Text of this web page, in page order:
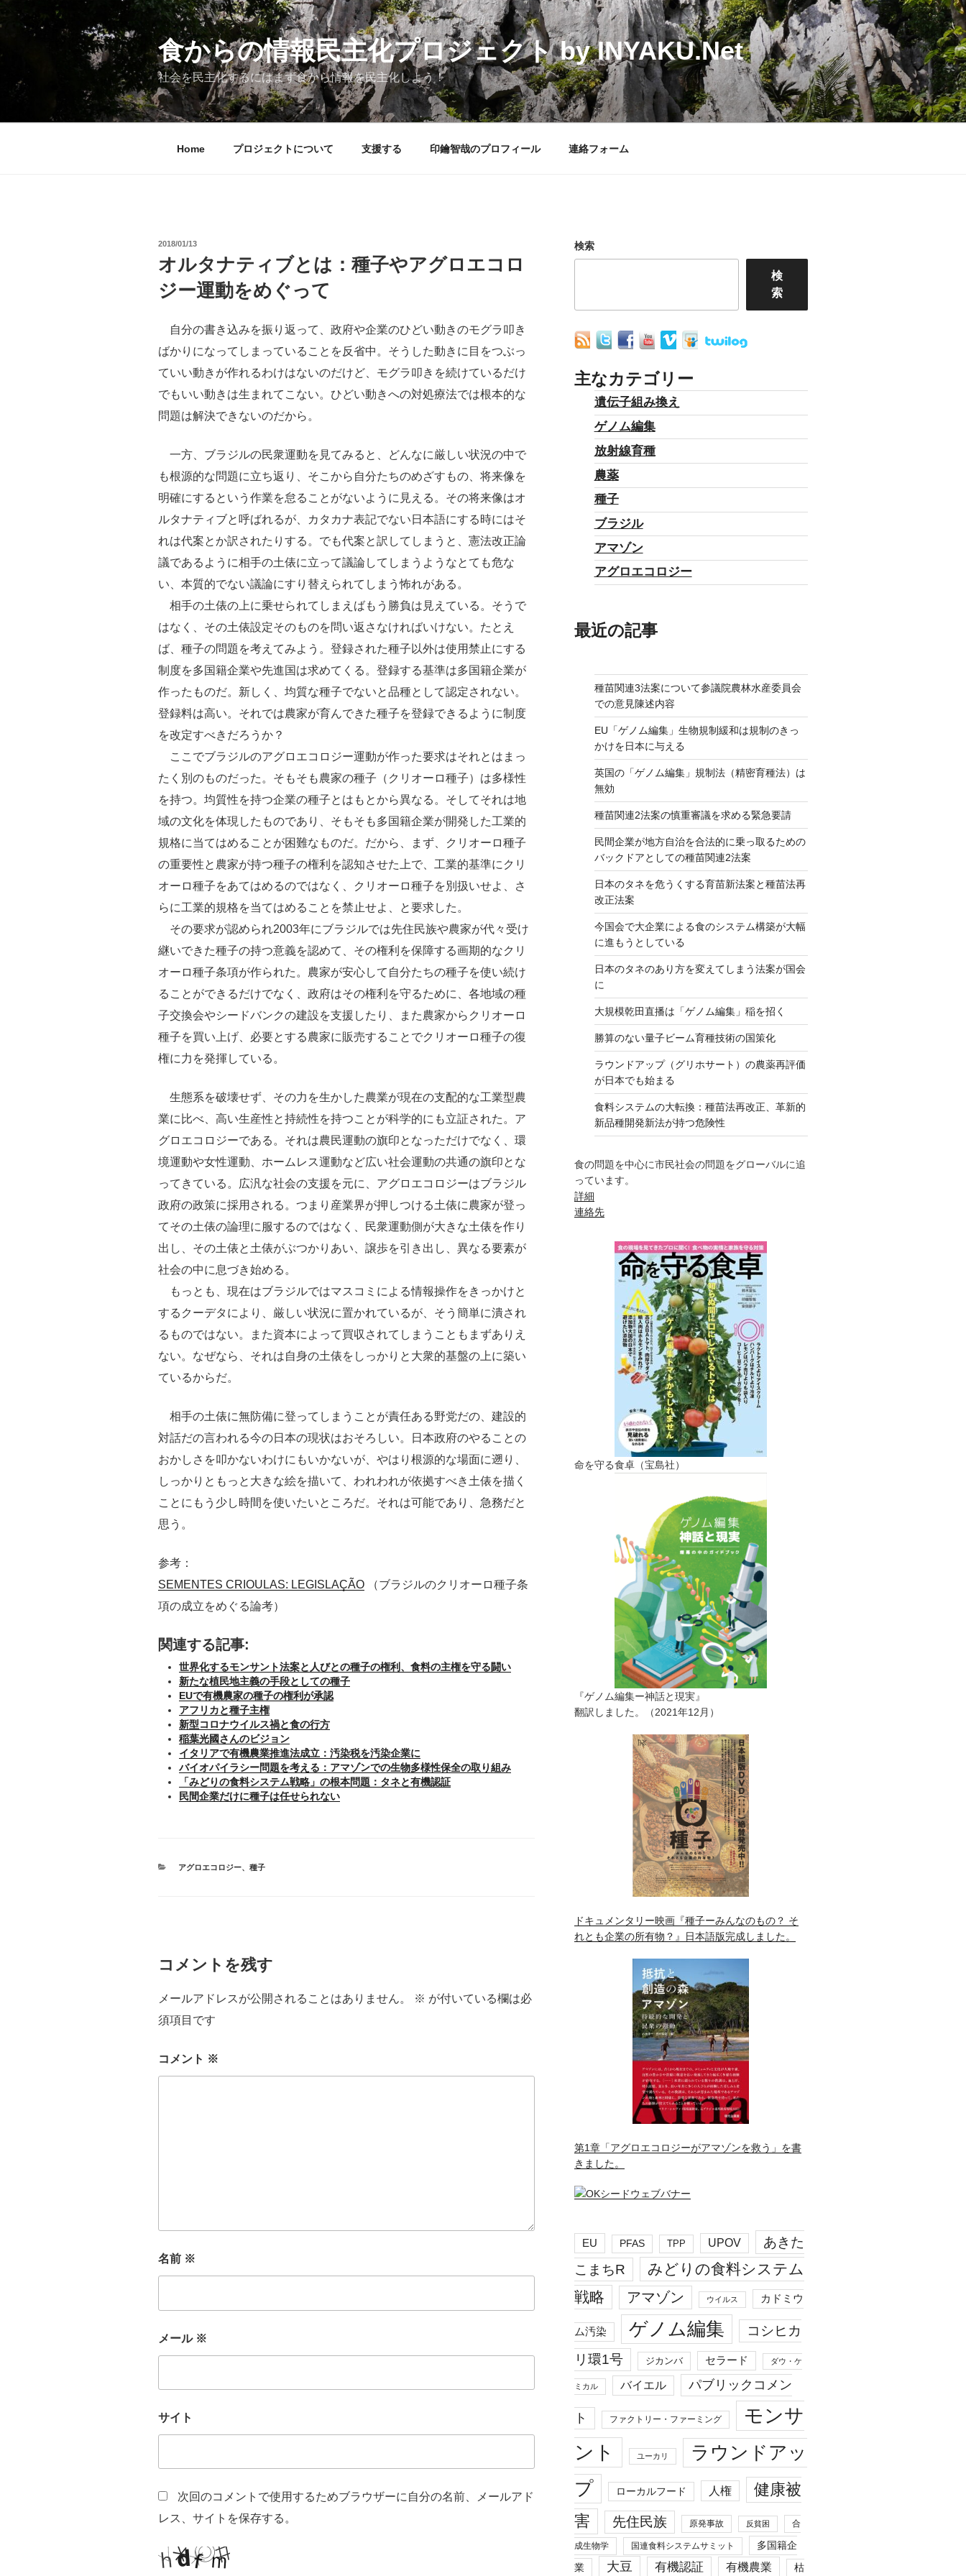
ン
ン
食からの情報民主化プロジェクト by INYAKU.Net
社会を民主化するにはまず食から情報を民主化しよう！
Home プロジェクトについて 支援する 印鑰智哉のプロフィール 連絡フォーム
投
日:
2018/01/13
オルタナティブとは：種子やアグロエコロ
ジー運動をめぐって
自分の書き込みを振り返って、政府や企業のひどい動きのモグラ叩き
ばかりになってしまっていることを反省中。そうした動きに目をつぶっ
ていい動きが作れるわけはないのだけど、モグラ叩きを続けているだけ
でもいい動きは生まれてこない。ひどい動きへの対処療法では根本的な
問題は解決できないのだから。
一方、ブラジルの民衆運動を見てみると、どんなに厳しい状況の中で
も根源的な問題に立ち返り、そこから自分たちのめざすもの、将来像を
明確にするという作業を怠ることがないように見える。その将来像はオ
ルタナティブと呼ばれるが、カタカナ表記でない日本語にする時にはそ
れは代案とか訳されたりする。でも代案と訳してしまうと、憲法改正論
議であるように相手の土俵に立って議論してしまうようなとても危な
い、本質的でない議論にすり替えられてしまう怖れがある。
相手の土俵の上に乗せられてしまえばもう勝負は見えている。そうで
はなく、その土俵設定そのものを問い返さなければいけない。たとえ
ば、種子の問題を考えてみよう。登録された種子以外は使用禁止にする
制度を多国籍企業や先進国は求めてくる。登録する基準は多国籍企業が
作ったものだ。新しく、均質な種子でないと品種として認定されない。
登録料は高い。それでは農家が育んできた種子を登録できるように制度
を改定すべきだろうか？
ここでブラジルのアグロエコロジー運動が作った要求はそれとはまっ
たく別のものだった。そもそも農家の種子（クリオーロ種子）は多様性
を持つ。均質性を持つ企業の種子とはもとから異なる。そしてそれは地
域の文化を体現したものであり、そもそも多国籍企業が開発した工業的
規格に当てはめることが困難なものだ。だから、まず、クリオーロ種子
の重要性と農家が持つ種子の権利を認知させた上で、工業的基準にクリ
オーロ種子をあてはめるのではなく、クリオーロ種子を別扱いせよ、さ
らに工業的規格を当てはめることを禁止せよ、と要求した。
その要求が認められ2003年にブラジルでは先住民族や農家が代々受け
継いできた種子の持つ意義を認めて、その権利を保障する画期的なクリ
オーロ種子条項が作られた。農家が安心して自分たちの種子を使い続け
ることができるだけでなく、政府はその権利を守るために、各地域の種
子交換会やシードバンクの建設を支援したり、また農家からクリオーロ
種子を買い上げ、必要とする農家に販売することでクリオーロ種子の復
権に力を発揮している。
生態系を破壊せず、その力を生かした農業が現在の支配的な工業型農
業に比べ、高い生産性と持続性を持つことが科学的にも立証された。ア
グロエコロジーである。それは農民運動の旗印となっただけでなく、環
境運動や女性運動、ホームレス運動など広い社会運動の共通の旗印とな
ってきている。広汎な社会の支援を元に、アグロエコロジーはブラジル
政府の政策に採用される。つまり産業界が押しつける土俵に農家が登っ
てその土俵の論理に服するのではなく、民衆運動側が大きな土俵を作り
出し、その土俵と土俵がぶつかりあい、譲歩を引き出し、異なる要素が
社会の中に息づき始める。
もっとも、現在はブラジルではマスコミによる情報操作をきっかけと
するクーデタにより、厳しい状況に置かれているが、そう簡単に潰され
るものではない。また資本によって買収されてしまうこともまずありえ
ない。なぜなら、それは自身の土俵をしっかりと大衆的基盤の上に築い
ているからだ。
相手の土俵に無防備に登ってしまうことが責任ある野党だの、建設的
対話だの言われる今の日本の現状はおそろしい。日本政府のやることの
おかしさを叩かないわけにもいかないが、やはり根源的な場面に遡り、
しっかりともっと大きな絵を描いて、われわれが依拠すべき土俵を描く
ことにもう少し時間を使いたいところだ。それは可能であり、急務だと
思う。
参考：
SEMENTES CRIOULAS: LEGISLAÇÃO （ブラジルのクリオーロ種子条
項の成立をめぐる論考）
関連する記事:
世界化するモンサント法案と人びとの種子の権利、食料の主権を守る闘い
新たな植民地主義の手段としての種子
EUで有機農家の種子の権利が承認
アフリカと種子主権
新型コロナウイルス禍と食の行方
稲葉光國さんのビジョン
イタリアで有機農業推進法成立：汚染税を汚染企業に
バイオパイラシー問題を考える：アマゾンでの生物多様性保全の取り組み
「みどりの食料システム戦略」の根本問題：タネと有機認証
民間企業だけに種子は任せられない
カ
アグロエコロジー、 種子
コメントを残す
メールアドレスが公開されることはありません。 ※ が付いている欄は必
須項目です
コメント ※
名前 ※
メール ※
サイト
次回のコメントで使用するためブラウザーに自分の名前、メールアド
レス、サイトを保存する。
検索
検
索
主なカテゴリー
遺伝子組み換え
ゲノム編集
放射線育種
農薬
種子
ブラジル
アマゾン
アグロエコロジー
最近の記事
種苗関連3法案について参議院農林水産委員会
での意見陳述内容
EU「ゲノム編集」生物規制緩和は規制のきっ
かけを日本に与える
英国の「ゲノム編集」規制法（精密育種法）は
無効
種苗関連2法案の慎重審議を求める緊急要請
民間企業が地方自治を合法的に乗っ取るための
バックドアとしての種苗関連2法案
日本のタネを危うくする育苗新法案と種苗法再
改正法案
今国会で大企業による食のシステム構築が大幅
に進もうとしている
日本のタネのあり方を変えてしまう法案が国会
に
大規模乾田直播は「ゲノム編集」稲を招く
勝算のない量子ビーム育種技術の国策化
ラウンドアップ（グリホサート）の農薬再評価
が日本でも始まる
食料システムの大転換：種苗法再改正、革新的
新品種開発新法が持つ危険性
食の問題を中心に市民社会の問題をグローバルに追
っています。
詳細
連絡先
命を守る食卓（宝島社）
『ゲノム編集ー神話と現実』
翻訳しました。（2021年12月）
ドキュメンタリー映画『種子ーみんなのもの？ そ
れとも企業の所有物？』日本語版完成しました。
第1章「アグロエコロジーがアマゾンを救う」を書
きました。
EU PFAS TPP UPOV
あきた
こまちR
みどりの食料システム
戦略
アマゾン ウイルス カドミウ
ム汚染 ゲノム編集
コシヒカ
リ環1号
ジカンバ セラード ダウ・ケ
ミカル バイエル パブリックコメン
ト ファクトリー・ファーミング
モンサ
ント
ユーカリ
ラウンドアッ
プ
ローカルフード 人権
健康被
害
先住民族 原発事故 反貧困 合
成生物学 国連食料システムサミット
多国籍企
業
大豆 有機認証 有機農業 枯